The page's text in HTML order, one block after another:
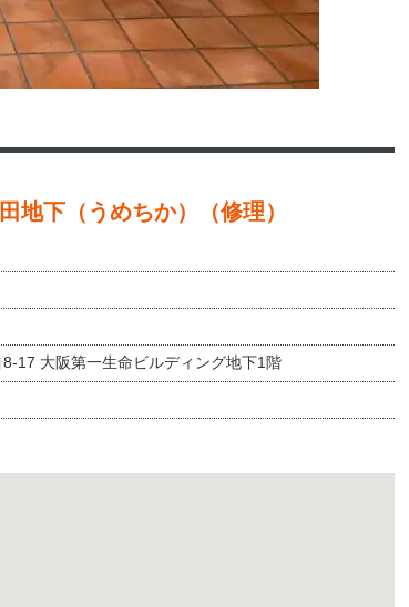
地下（うめちか）（修理）
17 大阪第一生命ビルディング地下1階